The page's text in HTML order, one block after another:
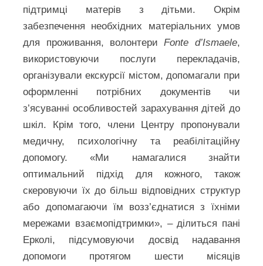
підтримці матерів з дітьми. Окрім
забезпечення необхідних матеріальних умов
для проживання, волонтериFonte d’Ismaele,
використовуючи послуги перекладачів,
організували екскурсії містом, допомагали при
оформленні потрібних документів чи
з’ясуванні особливостей зарахування дітей до
шкіл. Крім того, члени Центру пропонували
медичну, психологічну та реабілітаційну
допомогу. «Ми намагалися знайти
оптимальний підхід для кожного, також
скеровуючи їх до більш відповідних структур
або допомагаючи їм возз’єднатися з їхніми
мережами взаємопідтримки», – ділиться пані
Ерколі, підсумовуючи досвід надавання
допомоги протягом шести місяців